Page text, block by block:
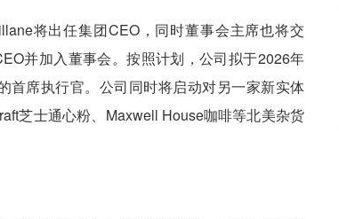
将出任集团CEO，同时董事会主席也将交
并加入董事会。按照计划，公司拟于2026年
首席执行官。公司同时将启动对另一家新实体
芝士通心粉、Maxwell House咖啡等北美杂货